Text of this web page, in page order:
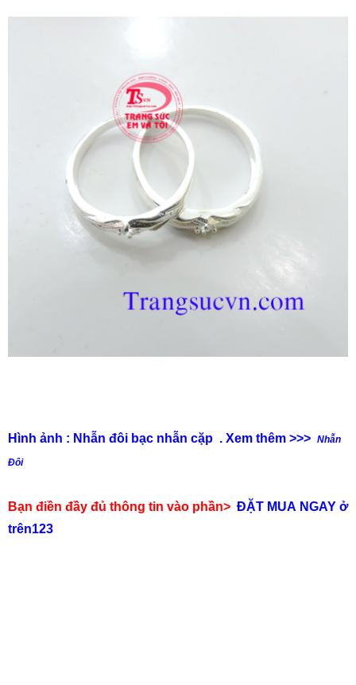
Hình ảnh : Nhẫn đôi bạc nhẫn cặp . Xem thêm >>> Nhẫn
Đôi
Bạn điền đầy đủ thông tin vào phần> ĐẶT MUA NGAY ở
trên123